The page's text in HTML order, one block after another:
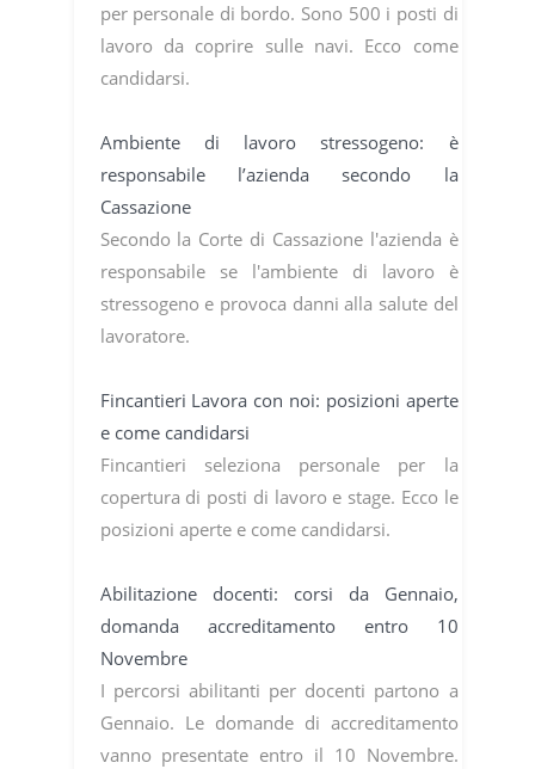
per personale di bordo. Sono 500 i posti di
lavoro da coprire sulle navi. Ecco come
candidarsi.
Ambiente di lavoro stressogeno: è
responsabile l’azienda secondo la
Cassazione
Secondo la Corte di Cassazione l'azienda è
responsabile se l'ambiente di lavoro è
stressogeno e provoca danni alla salute del
lavoratore.
Fincantieri Lavora con noi: posizioni aperte
e come candidarsi
Fincantieri seleziona personale per la
copertura di posti di lavoro e stage. Ecco le
posizioni aperte e come candidarsi.
Abilitazione docenti: corsi da Gennaio,
domanda accreditamento entro 10
Novembre
I percorsi abilitanti per docenti partono a
Gennaio. Le domande di accreditamento
vanno presentate entro il 10 Novembre.